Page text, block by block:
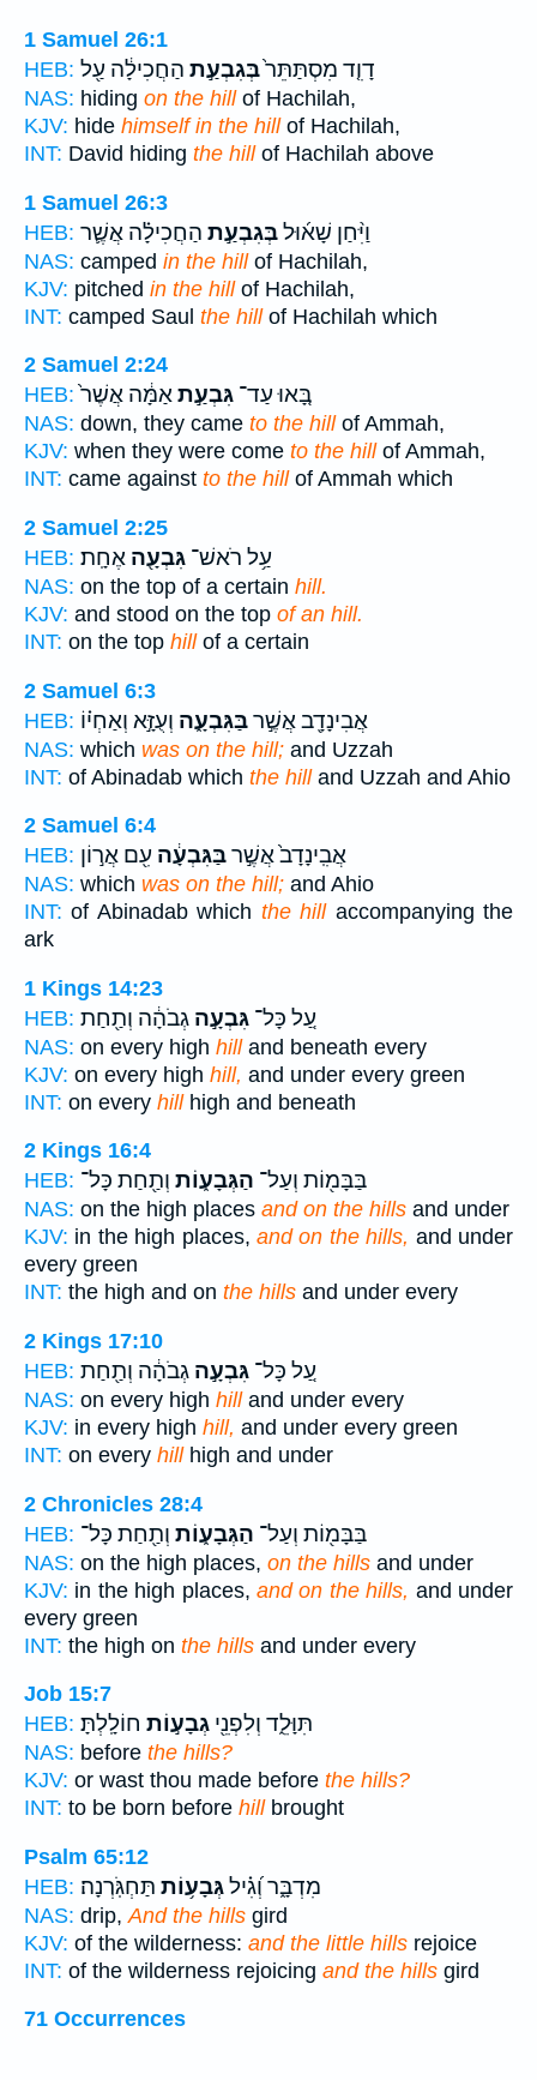
1 Samuel 26:1
HEB:
דָוִ֤ד מִסְתַּתֵּר֙בְּגִבְעַ֣ת הַחֲכִילָ֔ה עַ֖ל
NAS: hiding on the hillof Hachilah,
KJV: hide himself in the hillof Hachilah,
INT: David hiding the hillof Hachilah above
1 Samuel 26:3
HEB:
וַיִּ֨חַן שָׁא֜וּלבְּגִבְעַ֣ת הַחֲכִילָ֗ה אֲשֶׁ֛ר
NAS: camped in the hillof Hachilah,
KJV: pitched in the hillof Hachilah,
INT: camped Saul the hillof Hachilah which
2 Samuel 2:24
HEB:
בָּ֚אוּ עַד־ גִּבְעַ֣תאַמָּ֔ה אֲשֶׁר֙
NAS: down, they came to the hillof Ammah,
KJV: when they were come to the hillof Ammah,
INT: came against to the hillof Ammah which
2 Samuel 2:25
HEB:
עַ֥ל רֹאשׁ־ גִּבְעָ֖ה אֶחָֽת׃
NAS: on the top of a certain hill.
KJV: and stood on the top of an hill.
INT: on the top hillof a certain
2 Samuel 6:3
HEB:
אֲבִינָדָ֖ב אֲשֶׁ֣רבַּגִּבְעָ֑ה וְעֻזָּ֣א וְאַחְי֗וֹ
NAS: which was on the hill; and Uzzah
INT: of Abinadab which the hilland Uzzah and Ahio
2 Samuel 6:4
HEB:
אֲבִֽינָדָב֙ אֲשֶׁ֣רבַּגִּבְעָ֔ה עִ֖ם אֲר֣וֹן
NAS: which was on the hill; and Ahio
INT: of Abinadab which the hillaccompanying the
ark
1 Kings 14:23
HEB:
עַ֚ל כָּל־ גִּבְעָ֣ה גְבֹהָ֔ה וְתַ֖חַת
NAS: on every high hilland beneath every
KJV: on every high hill, and under every green
INT: on every hillhigh and beneath
2 Kings 16:4
HEB:
בַּבָּמ֖וֹת וְעַל־ הַגְּבָע֑וֹת וְתַ֖חַת כָּל־
NAS: on the high places and on the hills and under
KJV: in the high places, and on the hills, and under
every green
INT: the high and on the hills and under every
2 Kings 17:10
HEB:
עַ֚ל כָּל־ גִּבְעָ֣ה גְבֹהָ֔ה וְתַ֖חַת
NAS: on every high hilland under every
KJV: in every high hill, and under every green
INT: on every hillhigh and under
2 Chronicles 28:4
HEB:
בַּבָּמ֖וֹת וְעַל־ הַגְּבָע֑וֹת וְתַ֖חַת כָּל־
NAS: on the high places, on the hills and under
KJV: in the high places, and on the hills, and under
every green
INT: the high on the hills and under every
Job 15:7
HEB:
תִּוָּלֵ֑ד וְלִפְנֵ֖י גְבָע֣וֹת חוֹלָֽלְתָּ׃
NAS: before the hills?
KJV: or wast thou made before the hills?
INT: to be born before hillbrought
Psalm 65:12
HEB:
מִדְבָּ֑ר וְ֝גִ֗ילגְּבָע֥וֹת תַּחְגֹּֽרְנָה׃
NAS: drip, And the hills gird
KJV: of the wilderness: and the little hills rejoice
INT: of the wilderness rejoicing and the hills gird
71 Occurrences